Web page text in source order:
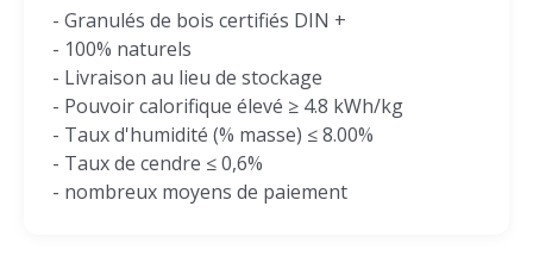
- Granulés de bois certifiés DIN +
- 100% naturels
- Livraison au lieu de stockage
- Pouvoir calorifique élevé ≥ 4.8 kWh/kg
- Taux d'humidité (% masse) ≤ 8.00%
- Taux de cendre ≤ 0,6%
- nombreux moyens de paiement